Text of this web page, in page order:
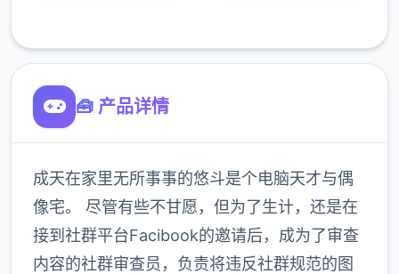
🧰 产品详情
成天在家里无所事事的悠斗是个电脑天才与偶
像宅。 尽管有些不甘愿，但为了生计，还是在
接到社群平台Facibook的邀请后，成为了审查
内容的社群审查员，负责将违反社群规范的图